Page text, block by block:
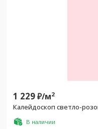
1 229₽/м2
Калейдоскоп светло-
В наличии